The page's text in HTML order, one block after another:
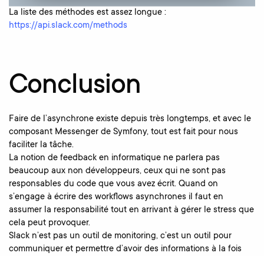
La liste des méthodes est assez longue :
https://api.slack.com/methods
Conclusion
Faire de l’asynchrone existe depuis très longtemps, et avec le
composant Messenger de Symfony, tout est fait pour nous
faciliter la tâche.
La notion de feedback en informatique ne parlera pas
beaucoup aux non développeurs, ceux qui ne sont pas
responsables du code que vous avez écrit. Quand on
s’engage à écrire des workflows asynchrones il faut en
assumer la responsabilité tout en arrivant à gérer le stress que
cela peut provoquer.
Slack n’est pas un outil de monitoring, c’est un outil pour
communiquer et permettre d’avoir des informations à la fois